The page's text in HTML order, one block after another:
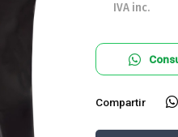
IVA inc.
Compartir